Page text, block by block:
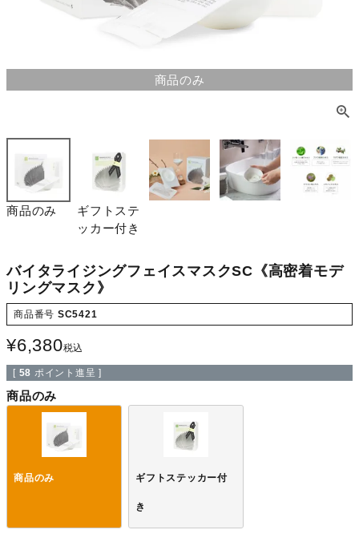
商品のみ
商品のみ
ギフトステ
ッカー付き
バイタライジングフェイスマスクSC《高密着モデ
リングマスク》
商品番号 SC5421
¥6,380税込
[ 58 ポイント進呈 ]
商品のみ
商品のみ ギフトステッカー付
き